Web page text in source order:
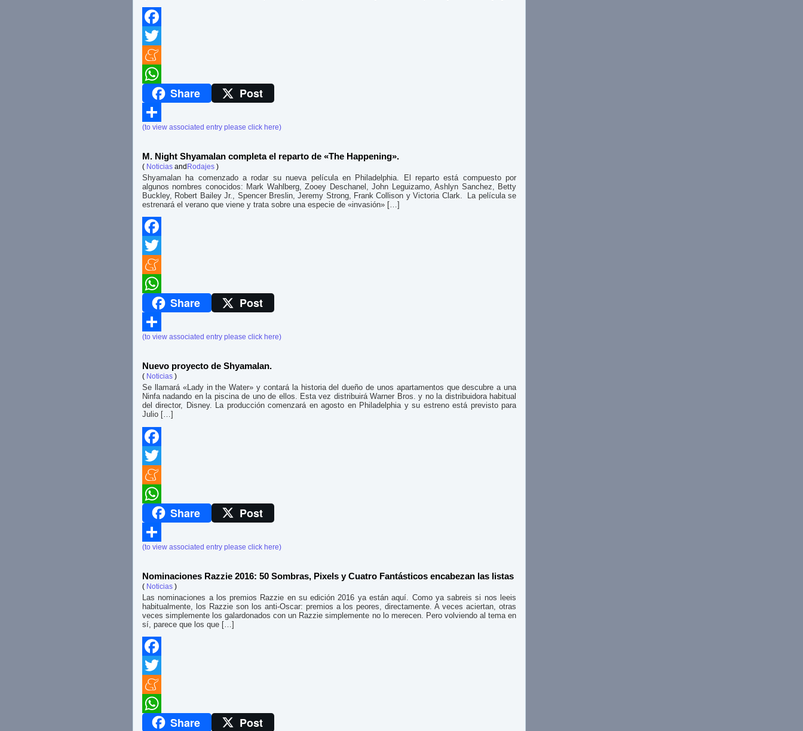
Facebook
Twitter
Meneame
WhatsAppShare Post
Compartir
(to view associated entry please click here)
M. Night Shyamalan completa el reparto de «The Happening».
( Noticias and Rodajes )
Shyamalan ha comenzado a rodar su nueva película en Philadelphia. El reparto está compuesto por
algunos nombres conocidos: Mark Wahlberg, Zooey Deschanel, John Leguizamo, Ashlyn Sanchez, Betty
Buckley, Robert Bailey Jr., Spencer Breslin, Jeremy Strong, Frank Collison y Victoria Clark. La película se
estrenará el verano que viene y trata sobre una especie de «invasión» […]
Facebook
Twitter
Meneame
WhatsAppShare Post
Compartir
(to view associated entry please click here)
Nuevo proyecto de Shyamalan.
( Noticias )
Se llamará «Lady in the Water» y contará la historia del dueño de unos apartamentos que descubre a una
Ninfa nadando en la piscina de uno de ellos. Esta vez distribuirá Warner Bros. y no la distribuidora habitual
del director, Disney. La producción comenzará en agosto en Philadelphia y su estreno está previsto para
Julio […]
Facebook
Twitter
Meneame
WhatsAppShare Post
Compartir
(to view associated entry please click here)
Nominaciones Razzie 2016: 50 Sombras, Pixels y Cuatro Fantásticos encabezan las listas
( Noticias )
Las nominaciones a los premios Razzie en su edición 2016 ya están aquí. Como ya sabreis si nos leeis
habitualmente, los Razzie son los anti-Oscar: premios a los peores, directamente. A veces aciertan, otras
veces simplemente los galardonados con un Razzie simplemente no lo merecen. Pero volviendo al tema en
sí, parece que los que […]
Facebook
Twitter
Meneame
WhatsAppShare Post